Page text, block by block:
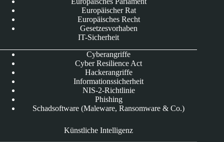
Europäischer Rat
Europäisches Recht
Gesetzesvorhaben
IT-Sicherheit
Cyberangriffe
Cyber Resilience Act
Hackerangriffe
Informationssicherheit
NIS-2-Richtlinie
Phishing
Schadsoftware (Maleware, Ransomware & Co.)
Künstliche Intelligenz